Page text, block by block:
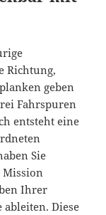
Richtung,
geben
Fahrspuren
entsteht eine
Sie
Mission
Ihrer
ableiten. Diese